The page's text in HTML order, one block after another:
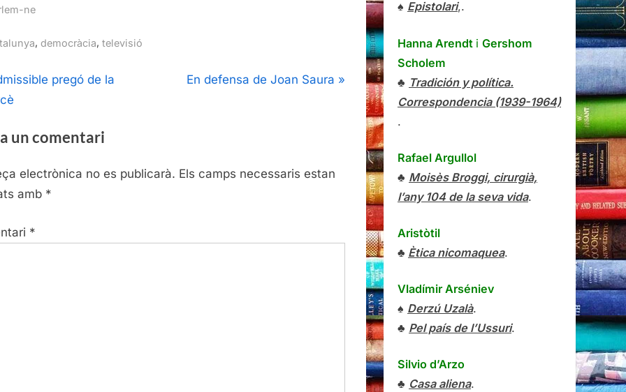
ne
, democràcia, televisió
pregó de la
N
o
:
En defensa de Joan Saura
un comentari
electrònica no es publicarà. Els camps necessaris estan
amb *
*
♠ Epistolari,.
Hanna Arendt i Gershom
Scholem
♣ Tradición y política.
Correspondencia (1939-1964)
.
Rafael Argullol
♣ Moisès Broggi, cirurgià,
l’any 104 de la seva vida.
Aristòtil
♣ Ètica nicomaquea.
Vladímir Arséniev
♠ Derzú Uzalà.
♣ Pel país de l’Ussuri.
Silvio d’Arzo
♣ Casa aliena.